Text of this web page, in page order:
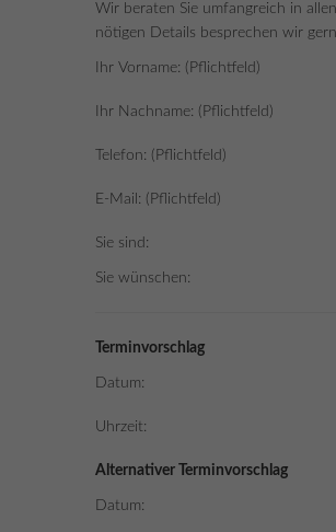
Wir beraten Sie umfangreich in
nötigen Details besprechen wir
Ihr Vorname: (Pflichtfeld)
Ihr Nachname: (Pflichtfeld)
Telefon: (Pflichtfeld)
E-Mail: (Pflichtfeld)
Sie sind:
Sie wünschen:
Terminvorschlag
Datum:
Uhrzeit:
Alternativer Terminvorschlag
Datum: